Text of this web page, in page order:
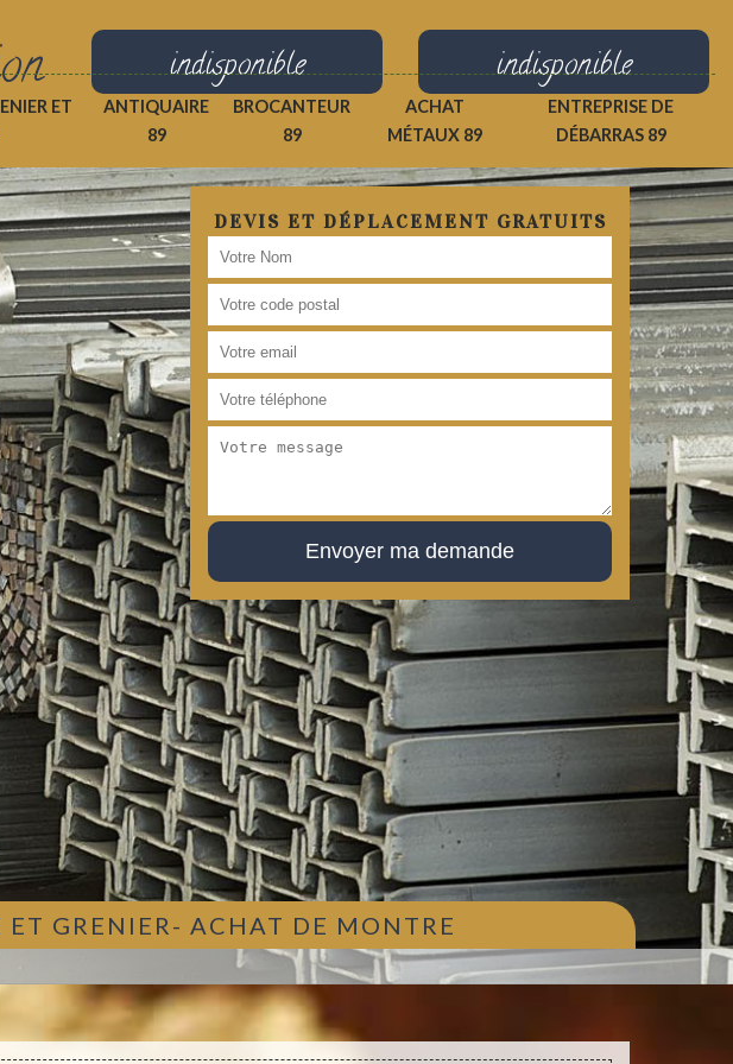
indisponible indisponible
ET
ANTIQUAIRE
89
BROCANTEUR
89
ACHAT
MÉTAUX 89
ENTREPRISE DE
DÉBARRAS 89
DEVIS ET DÉPLACEMENT GRATUITS
GRENIER- ACHAT DE MONTRE